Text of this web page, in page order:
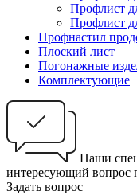
Профлист
Профлист
Профнастил
Плоский лист
Погонажные
Комплектующие
Наши
интересующий вопрос
Задать вопрос